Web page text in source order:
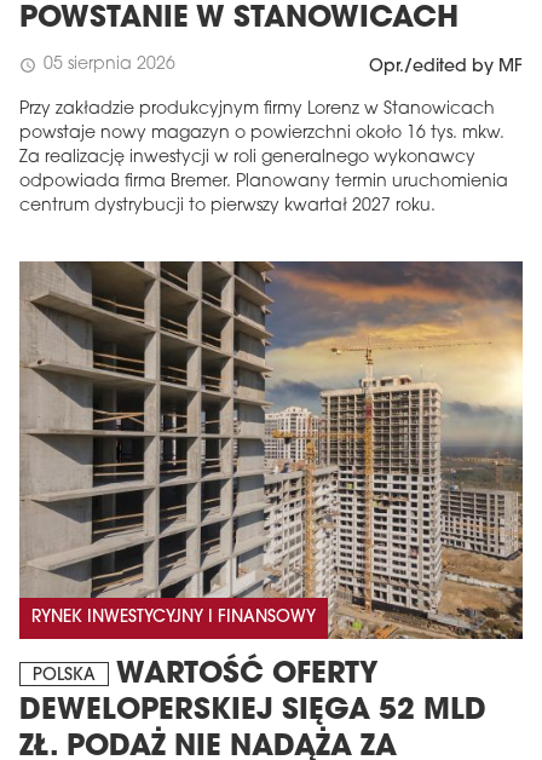
POWSTANIE W STANOWICACH
schedule 05 sierpnia 2026 Opr./edited by MF
Przy zakładzie produkcyjnym firmy Lorenz w Stanowicach
powstaje nowy magazyn o powierzchni około 16 tys. mkw.
Za realizację inwestycji w roli generalnego wykonawcy
odpowiada firma Bremer. Planowany termin uruchomienia
centrum dystrybucji to pierwszy kwartał 2027 roku.
RYNEK INWESTYCYJNY I FINANSOWY
POLSKA
WARTOŚĆ OFERTY
DEWELOPERSKIEJ SIĘGA 52 MLD
ZŁ. PODAŻ NIE NADĄŻA ZA